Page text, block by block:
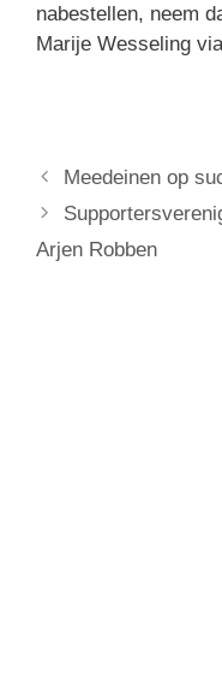
nabestellen, neem
Marije Wesseling via
Meedeinen op
Arjen Robben